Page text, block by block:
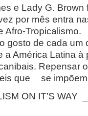
e Lady G. Brown
por mês entra
Afro-
gosto de cada
a América Latina
Repensar
que se
ON IT’S WAY